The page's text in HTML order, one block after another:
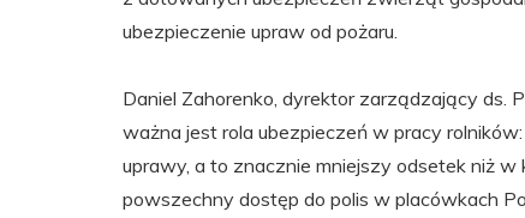
ubezpieczenie upraw od pożaru.
Daniel Zahorenko, dyrektor zarządzający ds.
ważna jest rola ubezpieczeń w pracy
uprawy, a to znacznie mniejszy odsetek niż w
powszechny dostęp do polis w placówkach